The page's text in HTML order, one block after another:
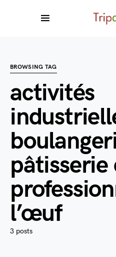
BROWSING TAG
activités
pâtisserie
l’œuf
3 posts